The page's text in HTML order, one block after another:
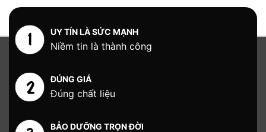
UY TÍN LÀ SỨC MẠNH
Niềm tin là thành công
ĐÚNG GIÁ
Đúng chất liệu
BẢO DƯỠNG TRỌN ĐỜI